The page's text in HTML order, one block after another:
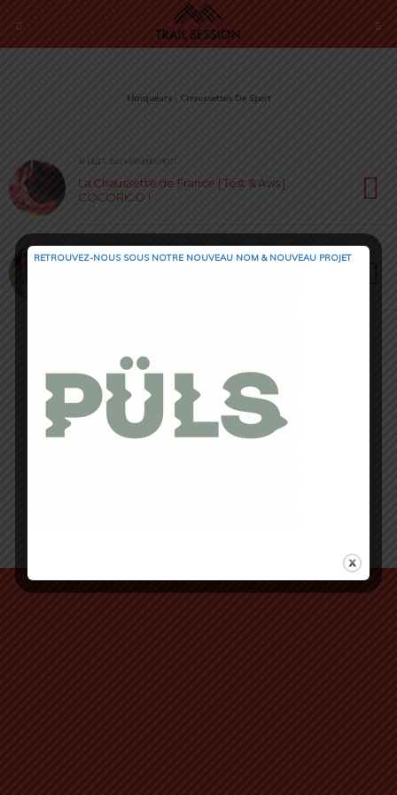
Marqueurs › Chaussettes De Sport
30 JUILLET 2022 • PAR JULIEN PICOT
La Chaussette de France [ Test & Avis ] :
COCORICO !
27 MAI 2022 • PAR ROMAIN SEMPEY
Retour au début
RETROUVEZ-NOUS SOUS NOTRE NOUVEAU NOM & NOUVEAU PROJET